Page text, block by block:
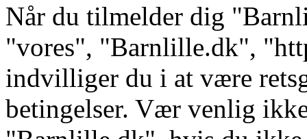
Når du tilmelder dig
"vores", "Barnlille.dk",
indvilliger du i at være
betingelser. Vær venlig